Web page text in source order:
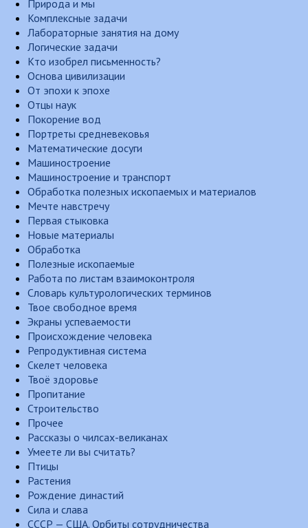
Природа и мы
Комплексные задачи
Лабораторные занятия на дому
Логические задачи
Кто изобрел письменность?
Основа цивилизации
От эпохи к эпохе
Отцы наук
Покорение вод
Портреты средневековья
Математические досуги
Машиностроение
Машиностроение и транспорт
Обработка полезных ископаемых и материалов
Мечте навстречу
Первая стыковка
Новые материалы
Обработка
Полезные ископаемые
Работа по листам взаимоконтроля
Словарь культурологических терминов
Твое свободное время
Экраны успеваемости
Происхождение человека
Репродуктивная система
Скелет человека
Твоё здоровье
Пропитание
Строительство
Прочее
Рассказы о чилсах-великанах
Умеете ли вы считать?
Птицы
Растения
Рождение династий
Сила и слава
СССР — США. Орбиты сотрудничества